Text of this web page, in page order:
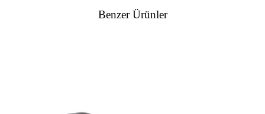
Benzer Ürünler